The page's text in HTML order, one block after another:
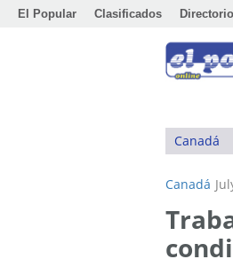
El Popular Clasificados Directorio
Canadá
Canadá